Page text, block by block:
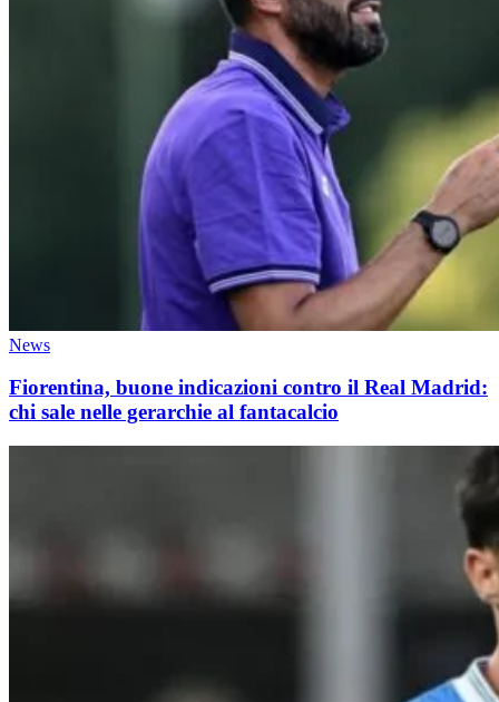
News
Fiorentina, buone indicazioni contro il Real Madrid:
chi sale nelle gerarchie al fantacalcio